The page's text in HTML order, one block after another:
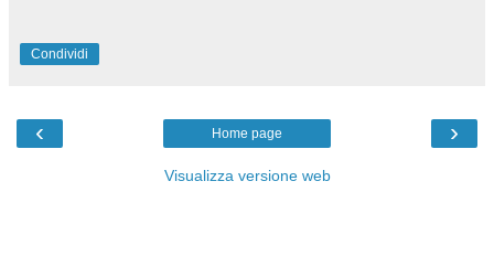
Condividi
‹ ›
Home page
Visualizza versione web